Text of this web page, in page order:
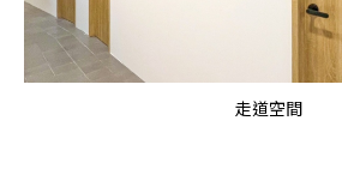
走道空間